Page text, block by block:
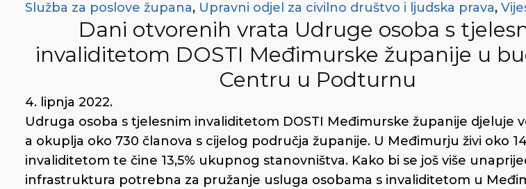
Služba za poslove župana, Upravni odjel za civilno društvo i ljudska prava,
Dani otvorenih vrata Udruge osoba s
invaliditetom DOSTI Međimurske županije u
Centru u Podturnu
4. lipnja 2022.
Udruga osoba s tjelesnim invaliditetom DOSTI Međimurske županije djeluje
a okuplja oko 730 članova s cijelog područja županije. U Međimurju živi oko
invaliditetom te čine 13,5% ukupnog stanovništva. Kako bi se još više
infrastruktura potrebna za pružanje usluga osobama s invaliditetom u